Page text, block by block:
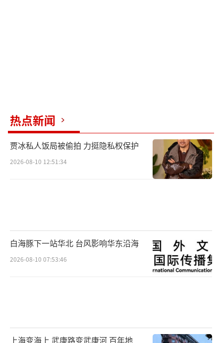
热点新闻
贾冰私人饭局被偷拍 力挺隐私权保护
2026-08-10 12:51:34
白海豚下一站华北 台风影响华东沿海
2026-08-10 07:53:46
上海变海上 武康路变武康河 百年地